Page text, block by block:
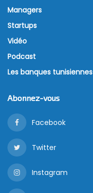
Managers
Startups
Vidéo
Podcast
Les banques tunisiennes
Abonnez-vous
Facebook
Twitter
Instagram